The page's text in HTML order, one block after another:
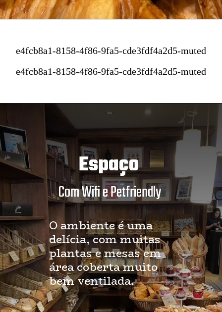
e4fcb8a1-8158-4f86-9fa5-cde3fdf4a2d5-muted
e4fcb8a1-8158-4f86-9fa5-cde3fdf4a2d5-muted
Espaço
O ambiente é uma
delícia, com muitas
plantas e mesas em
área coberta muito
bem ventilada.
Com Wifi e Petfriendly